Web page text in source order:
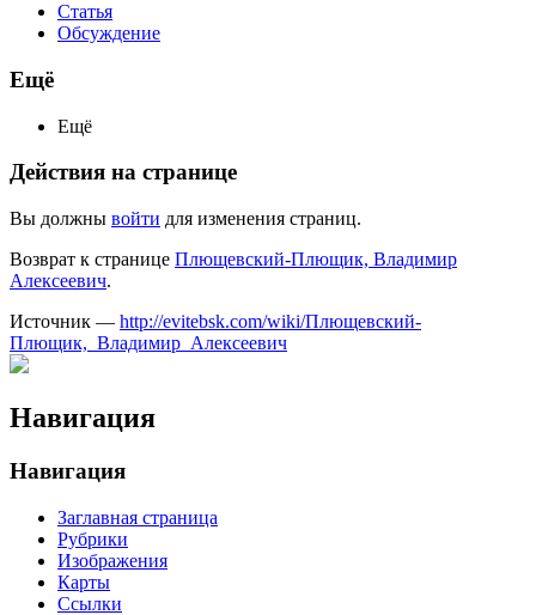
Статья
Обсуждение
Ещё
Ещё
Действия на странице
Вы должны войти для изменения страниц.
Возврат к странице Плющевский-Плющик, Владимир
Алексеевич.
Источник — http://evitebsk.com/wiki/Плющевский-
Плющик,_Владимир_Алексеевич
Навигация
Навигация
Заглавная страница
Рубрики
Изображения
Карты
Ссылки